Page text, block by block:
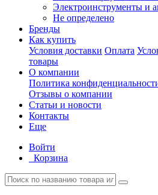
Электроинструменты и
Не определено
Бренды
Как купить
Условия доставки Оплата
товары
О компании
Политика
Отзывы о компании
Статьи и новости
Контакты
Еще
Войти
Корзина